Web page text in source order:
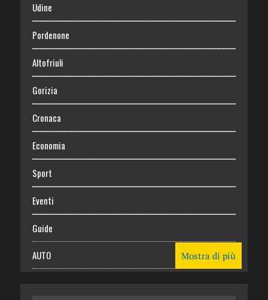
Udine
Pordenone
Altofriuli
Gorizia
Cronaca
Economia
Sport
Eventi
Guide
AUTO Mostra di più